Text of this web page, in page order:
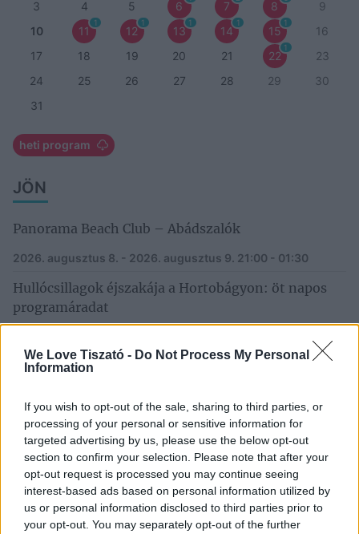
We Love Tiszató - Do Not Process My Personal
Information
If you wish to opt-out of the sale, sharing to third parties, or
processing of your personal or sensitive information for
targeted advertising by us, please use the below opt-out
section to confirm your selection. Please note that after your
opt-out request is processed you may continue seeing
interest-based ads based on personal information utilized by
us or personal information disclosed to third parties prior to
your opt-out. You may separately opt-out of the further
3 4 5 6 7 8
9
10
11
1
12
1
13
1
14
1
15
1
16
17
18 19 20 21 22
1
23
24
25 26 27 28 29
30
31
heti program
JÖN
Panorama Beach Club – Abádszalók
2026. augusztus 8. - 2026. augusztus 9. 21:00 - 01:30
Hullócsillagok éjszakája a Hortobágyon: öt napos
programáradat
HACCACÁRÉ Presents: Lakeside Vibez @ TISUNSET
YOUTUBE